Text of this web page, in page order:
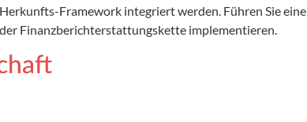
Framework integriert werden. Führen Sie eine
Finanzberichterstattungskette implementieren.